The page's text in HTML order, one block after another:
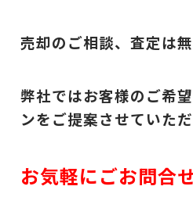
売却のご相談、査定は無
弊社ではお客様のご希
ンをご提案させていた
お気軽にごお問合